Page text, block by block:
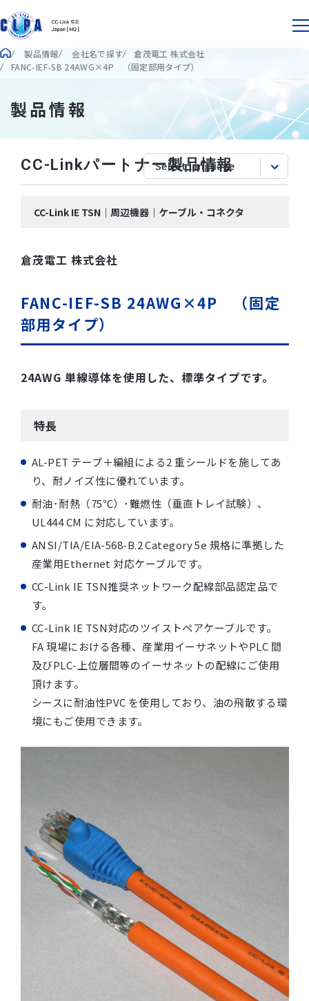
製品情報 会社名で探す
倉茂電工 株式会社
FANC-IEF-SB 24AWG×4P （固定部用タイプ）
製品情報
CC-Linkパートナー製品情報
CC-Link IE TSN｜周辺機器｜ケーブル・コネクタ
倉茂電工 株式会社
FANC-IEF-SB 24AWG×4P （固定
部用タイプ）
24AWG 単線導体を使用した、標準タイプです。
特長
AL-PET テープ＋編組による2 重シールドを施してあ
り、耐ノイズ性に優れています。
耐油･耐熱（75℃）･難燃性（垂直トレイ試験）、
UL444 CM に対応しています。
ANSI/TIA/EIA-568-B.2 Category 5e 規格に準拠した
産業用Ethernet 対応ケーブルです。
CC-Link IE TSN推奨ネットワーク配線部品認定品で
す。
CC-Link IE TSN対応のツイストペアケーブルです。
FA 現場における各種、産業用イーサネットやPLC 間
及びPLC-上位層間等のイーサネットの配線にご使用
頂けます。
シースに耐油性PVC を使用しており、油の飛散する環
境にもご使用できます。